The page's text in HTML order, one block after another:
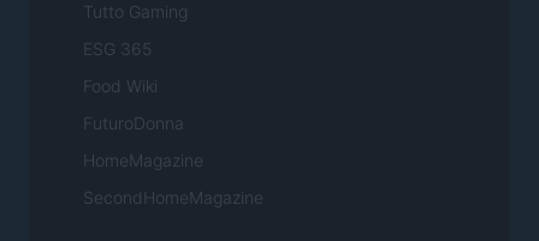
Tutto Gaming
ESG 365
Food Wiki
FuturoDonna
HomeMagazine
SecondHomeMagazine